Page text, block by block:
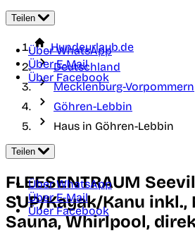
Teilen
Über WhatsApp
Über E-Mail
Über Facebook
Hundeurlaub.de
Deutschland
Mecklenburg-Vorpommern
Göhren-Lebbin
Haus in Göhren-Lebbin
Teilen
Über WhatsApp
Über E-Mail
Über Facebook
FLEESENTRAUM
SUP/Kayak/Kanu inkl.,
Sauna, Whirlpool,